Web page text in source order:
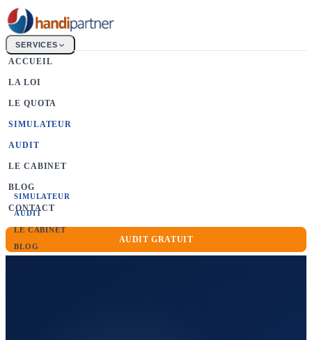
SERVICES
Le Quota
Secteur public
SIMULATEUR
AUDIT
LE CABINET
BLOG
ACCUEIL
LA LOI
LE QUOTA
SIMULATEUR
AUDIT
LE CABINET
BLOG
CONTACT
AUDIT GRATUIT